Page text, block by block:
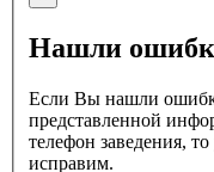
Нашли
Если Вы нашли
представленной
телефон заведения,
исправим.